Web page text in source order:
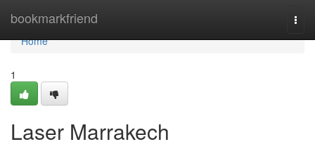
bookmarkfriend
Home
Home
1
Laser Marrakech